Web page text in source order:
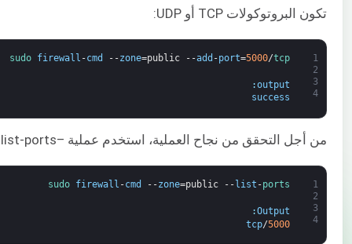
تكون البروتوكولات TCP أو UDP:
1
2
3
4
sudo firewall -cmd --zone=public --add -port=5000/tcp
output
:
success
من أجل التحقق من نجاح العملية، استخدم عملية –list-ports:
1
2
3
4
sudo firewall -cmd --zone=public -- list -ports
Output
:
5000
/
tcp